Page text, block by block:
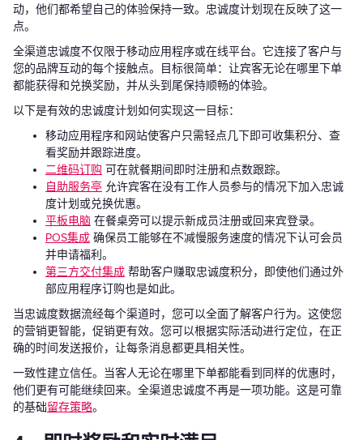
动，他们都希望自己的体验保持一致。忠诚度计划现在反映了这一
点。
全渠道忠诚度不仅限于移动应用程序或在线平台。它连接了客户与
您的品牌互动的每个接触点。目标很简单：让宾客无论在哪里下单
都能获得和兑换奖励，并从头到尾保持顺畅的体验。
以下是有效的忠诚度计划如何实现这一目标：
移动应用程序和网站使客户只需轻点几下即可收集积分、查
看奖励并跟踪进度。
二维码订购 可在就餐期间即时注册和点数跟踪。
自助服务亭 允许宾客在没有工作人员参与的情况下加入忠诚
度计划或兑换优惠。
平板电脑 在餐桌旁可以提示新成员注册或回来宾登录。
POS集成 确保员工能够在不减慢服务速度的情况下认可会员
并申请福利。
第三方交付集成 帮助客户赚取忠诚度积分，即使他们通过外
部应用程序订购也是如此。
当忠诚度数据流经每个渠道时，您可以全面了解客户行为。这使您
的营销更智能，促销更有效。您可以根据实际活动进行定位，在正
确的时间发送报价，让每条消息都更具相关性。
一致性建立信任。当客人无论在哪里下单都能看到同样的优惠时，
他们更有可能继续回来。全渠道忠诚度不再是一项功能。这是可靠
的基础留存策略。